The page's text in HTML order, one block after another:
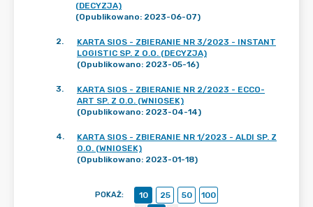
(DECYZJA)
(Opublikowano: 2023-06-07)
2.
KARTA SIOS - ZBIERANIE NR 3/2023 - INSTANT
LOGISTIC SP. Z O.O. (DECYZJA)
(Opublikowano: 2023-05-16)
3.
KARTA SIOS - ZBIERANIE NR 2/2023 - ECCO-
ART SP. Z O.O. (WNIOSEK)
(Opublikowano: 2023-04-14)
4.
KARTA SIOS - ZBIERANIE NR 1/2023 - ALDI SP. Z
O.O. (WNIOSEK)
(Opublikowano: 2023-01-18)
POKAŻ: 10 25 50
100